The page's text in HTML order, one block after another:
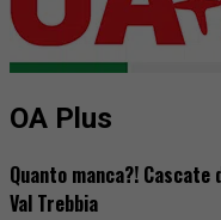
OA Plus
Quanto manca?!
Val Trebbia